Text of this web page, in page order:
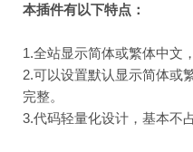
本插件有以下特点：
1.全站显示简体或繁体中文
2.可以设置默认显示简体或
完整。
3.代码轻量化设计，基本不